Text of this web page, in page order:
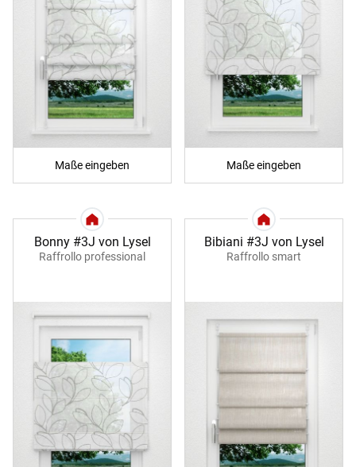
Maße eingeben Maße eingeben
Bonny #3J von Lysel
Raffrollo professional
Bibiani #3J von Lysel
Raffrollo smart